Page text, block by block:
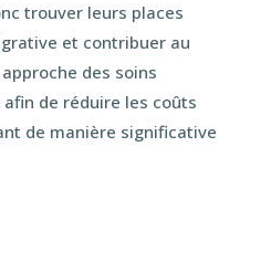
trouver leurs places
et contribuer au
des soins
de réduire les coûts
de manière significative